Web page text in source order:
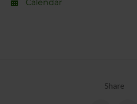
Calendar
Share